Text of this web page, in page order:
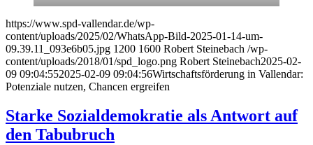
https://www.spd-vallendar.de/wp-
content/uploads/2025/02/WhatsApp-Bild-2025-01-14-um-
09.39.11_093e6b05.jpg 1200 1600 Robert Steinebach /wp-
content/uploads/2018/01/spd_logo.png Robert Steinebach2025-02-
09 09:04:552025-02-09 09:04:56Wirtschaftsförderung in Vallendar:
Potenziale nutzen, Chancen ergreifen
Starke Sozialdemokratie als Antwort auf
den Tabubruch